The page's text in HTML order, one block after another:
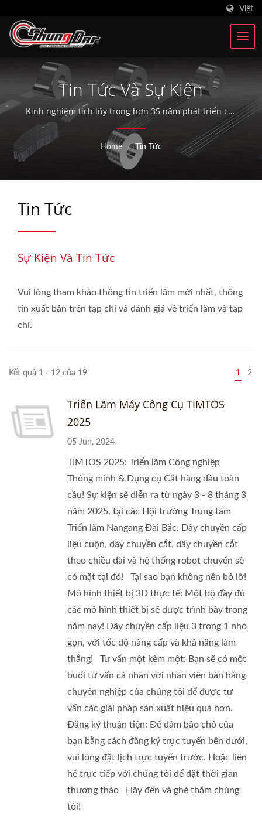
Việt
Tin Tức Và Sự Kiện
Kinh nghiệm tích lũy trong hơn 35 năm phát triển các
cơ sở sản xuất tự động hóa làm cho SHUNGDAR trở
thành một điểm tham khảo đáng tin cậy trong ngành
công nghiệp chế biến thép ngày nay.
Home / Tin Tức
Tin Tức
Sự Kiện Và Tin Tức
Vui lòng tham khảo thông tin triển lãm mới nhất, thông
tin xuất bản trên tạp chí và đánh giá về triển lãm và tạp
chí.
Kết quả 1 - 12 của 19 1 2
Triển Lãm Máy Công Cụ TIMTOS
2025
05 Jun, 2024
TIMTOS 2025: Triển lãm Công nghiệp
Thông minh & Dụng cụ Cắt hàng đầu toàn
cầu! Sự kiện sẽ diễn ra từ ngày 3 - 8 tháng 3
năm 2025, tại các Hội trường Trung tâm
Triển lãm Nangang Đài Bắc. Dây chuyền cấp
liệu cuộn, dây chuyền cắt, dây chuyền cắt
theo chiều dài và hệ thống robot chuyển sẽ
có mặt tại đó! Tại sao bạn không nên bỏ lỡ!
Mô hình thiết bị 3D thực tế: Một bộ đầy đủ
các mô hình thiết bị sẽ được trình bày trong
năm nay! Dây chuyền cấp liệu 3 trong 1 nhỏ
gọn, với tốc độ nâng cấp và khả năng làm
thẳng! Tư vấn một kèm một: Bạn sẽ có một
buổi tư vấn cá nhân với nhân viên bán hàng
chuyên nghiệp của chúng tôi để được tư
vấn các giải pháp sản xuất hiệu quả hơn.
Đăng ký thuận tiện: Để đảm bảo chỗ của
bạn bằng cách đăng ký trực tuyến bên dưới,
vui lòng đặt lịch trực tuyến trước. Hoặc liên
hệ trực tiếp với chúng tôi để đặt thời gian
thương thảo Hãy đến và ghé thăm chúng
tôi!